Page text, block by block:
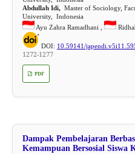
Abdullah Idi,Master of Sociology,
University, Indonesia
Ayu Zahra Ramadhani ,
DOI: 10.59141/
1272-1277
PDF
Dampak Pembelajaran
Kemampuan Bersosial